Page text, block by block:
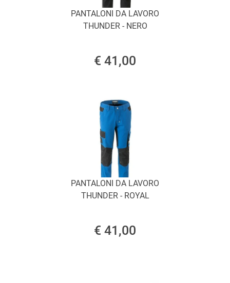
PANTALONI DA LAVORO
THUNDER - NERO
€ 41,00
PANTALONI DA LAVORO
THUNDER - ROYAL
€ 41,00